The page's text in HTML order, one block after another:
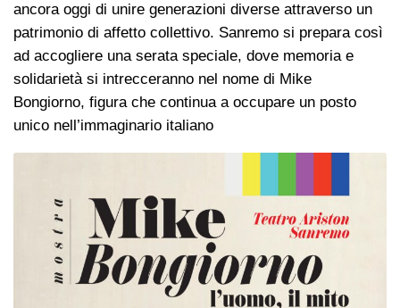
ancora oggi di unire generazioni diverse attraverso un
patrimonio di affetto collettivo. Sanremo si prepara così
ad accogliere una serata speciale, dove memoria e
solidarietà si intrecceranno nel nome di Mike
Bongiorno, figura che continua a occupare un posto
unico nell’immaginario italiano